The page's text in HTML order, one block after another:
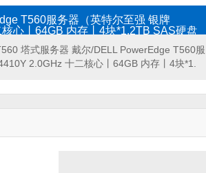
T560服务器（英特尔至强 银牌
心丨64GB 内存丨4块*1.2TB SAS硬盘
塔式服务器 戴尔/DELL PowerEdge T560服
2.0GHz 十二核心丨64GB 内存丨4块*1.